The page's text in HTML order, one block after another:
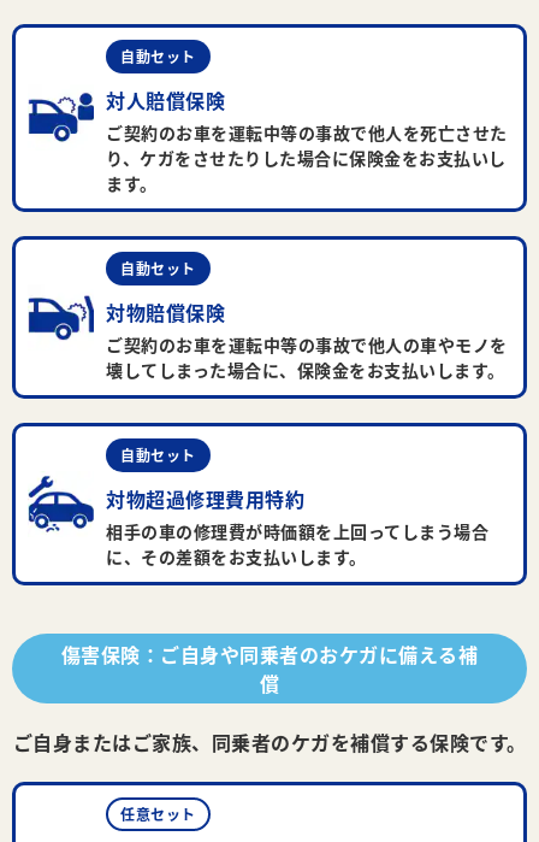
自動セット
対人賠償保険
ご契約のお車を運転中等の事故で他人を死亡させた
り、ケガをさせたりした場合に保険金をお支払いし
ます。
自動セット
対物賠償保険
ご契約のお車を運転中等の事故で他人の車やモノを
壊してしまった場合に、保険金をお支払いします。
自動セット
対物超過修理費用特約
相手の車の修理費が時価額を上回ってしまう場合
に、その差額をお支払いします。
傷害保険：ご自身や同乗者のおケガに備える補
償
ご自身またはご家族、同乗者のケガを補償する保険です。
任意セット